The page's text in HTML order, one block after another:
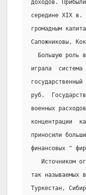
доходов.
середине XIX в.
громадным
Сапожниковы,
Большую роль
играла
руб.
военных
концентрации
приносили
финансовых ^
Источником
так называемых
Туркестан,